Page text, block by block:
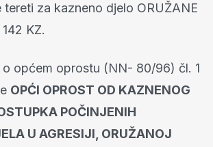
tereti za kazneno djelo ORUŽANE
KZ.
o općem oprostu (NN- 80/96) čl. 1
OPĆI OPROST OD KAZNENOG
POČINJENIH
U AGRESIJI, ORUŽANOJ